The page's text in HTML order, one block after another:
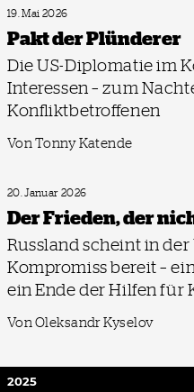
19. Mai 2026
Pakt der Plünderer
Die US-Diplomatie im
Interessen – zum
Konfliktbetroffenen
Von Tonny Katende
20. Januar 2026
Der Frieden, der
Russland scheint in
Kompromiss bereit –
ein Ende der Hilfen für
Von Oleksandr Kyselov
2025